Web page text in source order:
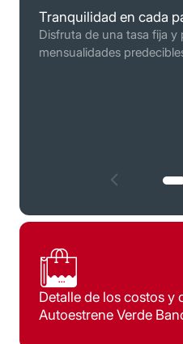
Tranquilidad en cada
Disfruta de una tasa fija
mensualidades
Para fines informativos y
Cálculo al 31 de mayo del
Vigencia al 30 de
Detalle de los costos y
Autoestrene Verde